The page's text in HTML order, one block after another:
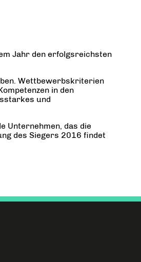
Jahr den erfolgsreichsten
Wettbewerbskriterien
in den
und
Unternehmen, das die
des Siegers 2016 findet